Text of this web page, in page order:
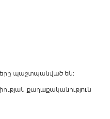
պաշտպանված են:
քաղաքականություն